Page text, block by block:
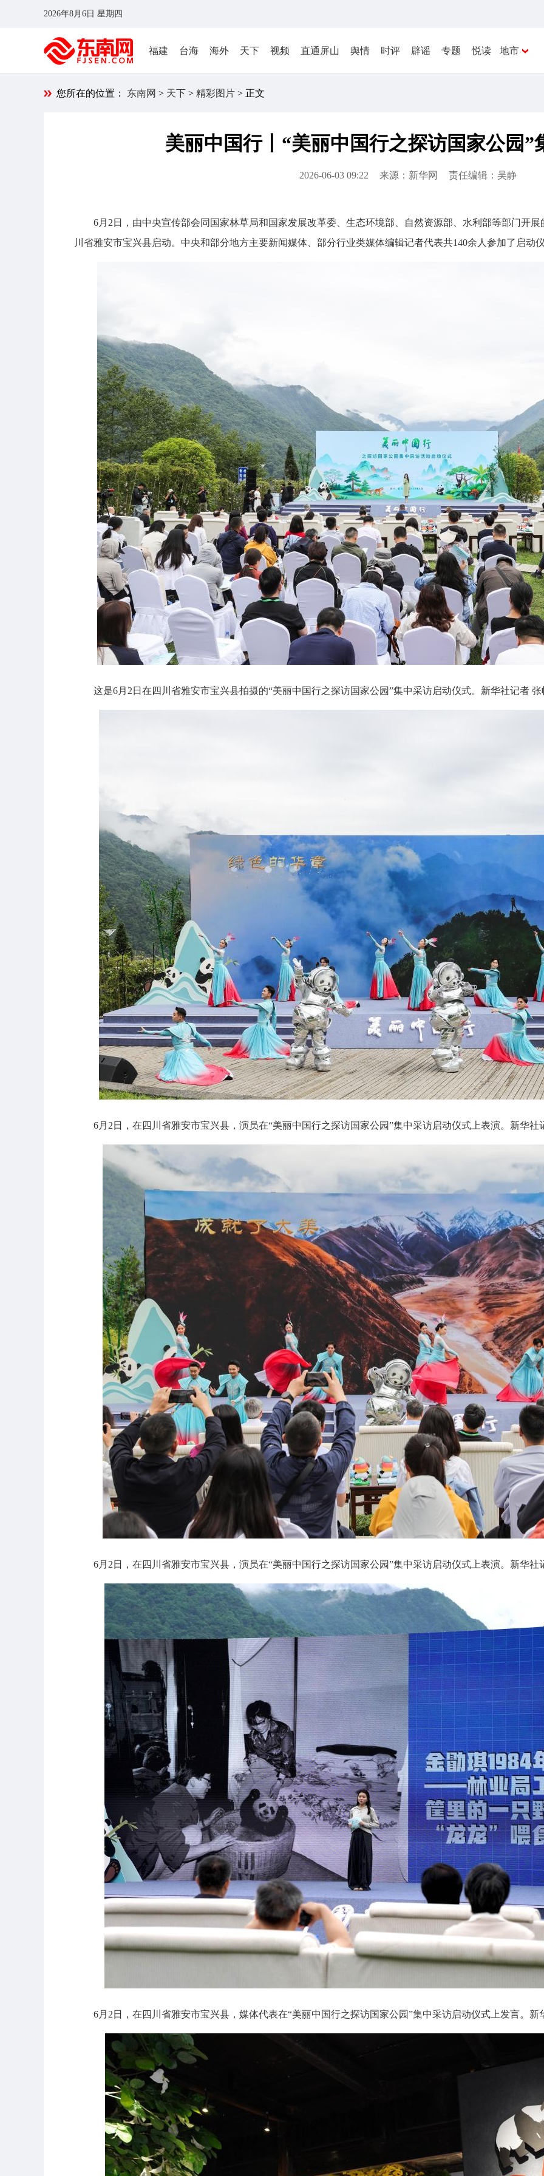
2026年8月6日 星期四
福建 台海 海外 天下 视频 直通屏山 舆情 时评 辟谣 专题 悦读 地市
您所在的位置： 东南网 > 天下 > 精彩图片 > 正文
美丽中国行丨“美丽中国行之探访国家公园”
2026-06-03 09:22 来源：新华网 责任编辑：吴静
6月2日，由中央宣传部会同国家林草局和国家发展改革委、生态环境部、自然资源部、水利部等部门开
川省雅安市宝兴县启动。中央和部分地方主要新闻媒体、部分行业类媒体编辑记者代表共140余人参加了启动
这是6月2日在四川省雅安市宝兴县拍摄的“美丽中国行之探访国家公园”集中采访启动仪式。新华社记者 张
6月2日，在四川省雅安市宝兴县，演员在“美丽中国行之探访国家公园”集中采访启动仪式上表演。 新华社
6月2日，在四川省雅安市宝兴县，演员在“美丽中国行之探访国家公园”集中采访启动仪式上表演。 新华社
6月2日，在四川省雅安市宝兴县，媒体代表在“美丽中国行之探访国家公园”集中采访启动仪式上发言。 新